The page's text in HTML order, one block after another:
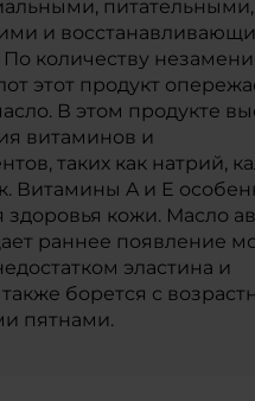
питательными,
и
По количеству
этот продукт
В этом продукте
витаминов и
таких как натрий,
Витамины A и E
здоровья кожи. Масло
раннее появление
эластина и
также борется с
пятнами.